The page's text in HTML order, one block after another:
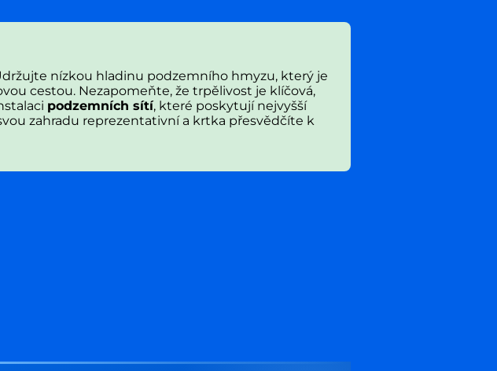
nízkou hladinu podzemního hmyzu, který je
cestou. Nezapomeňte, že trpělivost je klíčová,
podzemních sítí, které poskytují nejvyšší
zahradu reprezentativní a krtka přesvědčíte k